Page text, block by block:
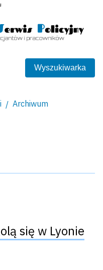
Wyszukiwarka
Archiwum
się w Lyonie